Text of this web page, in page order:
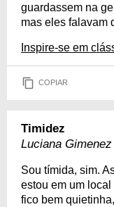
guardassem na
mas eles falavam
Inspire-se em
COPIAR
Timidez
Luciana Gimenez
Sou tímida, sim.
estou em um
fico bem